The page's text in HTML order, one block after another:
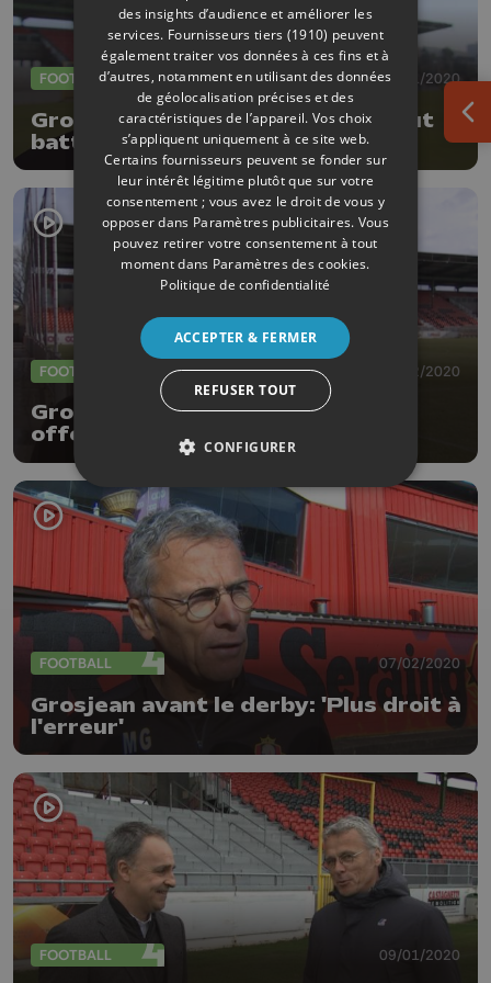
FOOTBALL 27/11/2020
Grosjean: "Démontrons qu'on peut
battre le leader"
FOOTBALL 15/02/2020
Grosjean: 'Attention au potentiel
offensif des Loups'
FOOTBALL 07/02/2020
Grosjean avant le derby: 'Plus droit à
l'erreur'
FOOTBALL 09/01/2020
des insights d’audience et améliorer les
services. Fournisseurs tiers (1910) peuvent
également traiter vos données à ces fins et à
d’autres, notamment en utilisant des données
de géolocalisation précises et des
caractéristiques de l’appareil. Vos choix
s’appliquent uniquement à ce site web.
Certains fournisseurs peuvent se fonder sur
leur intérêt légitime plutôt que sur votre
consentement ; vous avez le droit de vous y
opposer dans Paramètres publicitaires. Vous
pouvez retirer votre consentement à tout
moment dans Paramètres des cookies.
Politique de confidentialité
ACCEPTER & FERMER
REFUSER TOUT
CONFIGURER